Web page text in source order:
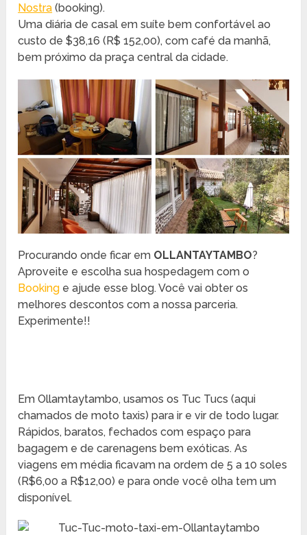
Nostra (booking).
Uma diária de casal em suíte bem confortável ao
custo de $38,16 (R$ 152,00), com café da manhã,
bem próximo da praça central da cidade.
Procurando onde ficar em OLLANTAYTAMBO?
Aproveite e escolha sua hospedagem com o
Booking e ajude esse blog. Você vai obter os
melhores descontos com a nossa parceria.
Experimente!!
Em Ollamtaytambo, usamos os Tuc Tucs (aqui
chamados de moto taxis) para ir e vir de todo lugar.
Rápidos, baratos, fechados com espaço para
bagagem e de carenagens bem exóticas. As
viagens em média ficavam na ordem de 5 a 10 soles
(R$6,00 a R$12,00) e para onde você olha tem um
disponível.